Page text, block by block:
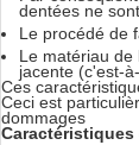
dentées ne
Le procédé de
Le matériau de
jacente (c'est-
Ces
Ceci est
dommages